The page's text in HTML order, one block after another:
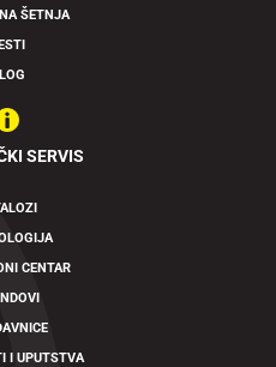
ŠETNJA
SERVIS
CENTAR
I UPUTSTVA